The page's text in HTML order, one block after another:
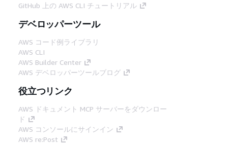
GitHub 上の AWS CLI チュートリアル
デベロッパーツール
AWS コード例ライブラリ
AWS CLI
AWS Builder Center
AWS デベロッパーツールブログ
役立つリンク
AWS ドキュメント MCP サーバーをダウンロー
ド
AWS コンソールにサインイン
AWS re:Post